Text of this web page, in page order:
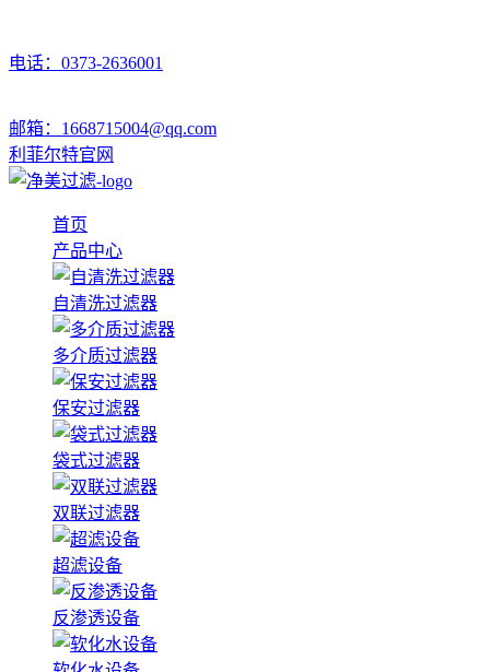
电话：0373-2636001
邮箱：1668715004@qq.com
利菲尔特官网
首页
产品中心
自清洗过滤器
多介质过滤器
保安过滤器
袋式过滤器
双联过滤器
超滤设备
反渗透设备